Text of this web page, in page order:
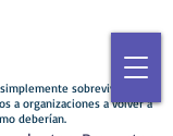
sobrevive?
a organizaciones a volver a
deberían.